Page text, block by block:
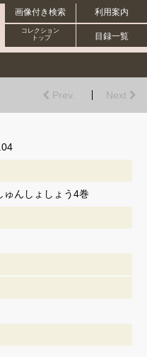
利用案内
画像付き検索
目録一覧
コレクション
トップ
Prev. Next
ゅんしょしょう4巻